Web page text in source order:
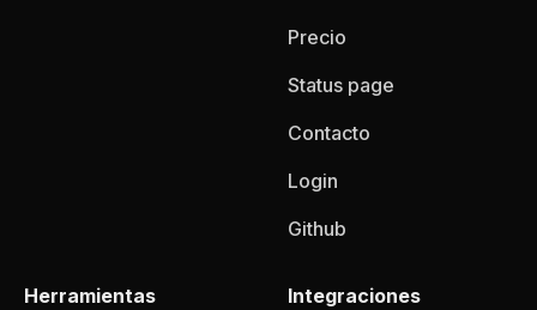
Precio
Status page
Contacto
Login
Github
Herramientas
Integraciones